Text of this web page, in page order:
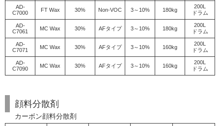
AD-
C7000
FT Wax 30% Non-VOC 3～10% 180kg
200L
ドラム
AD-
C7061
MC Wax 30% AFタイプ 3～10% 180kg
200L
ドラム
AD-
C7071
MC Wax 30% AFタイプ 3～10% 160kg
200L
ドラム
AD-
C7090
MC Wax 30% AFタイプ 3～10% 160kg
200L
ドラム
顔料分散剤
カーボン顔料分散剤